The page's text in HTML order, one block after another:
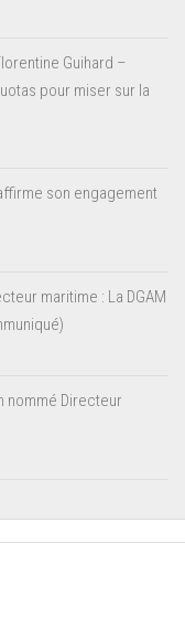
Guihard –
pour miser sur la
son engagement
maritime : La DGAM
nommé Directeur